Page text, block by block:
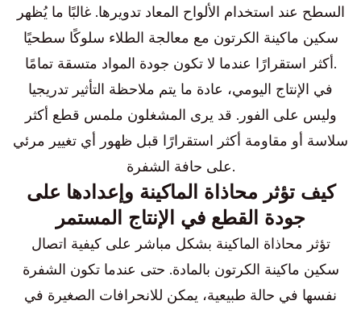
السطح عند استخدام الألواح المعاد تدويرها. غالبًا ما يُظهر
سكين ماكينة الكرتون مع معالجة الطلاء سلوكًا سطحيًا
أكثر استقرارًا عندما لا تكون جودة المواد متسقة تمامًا.
في الإنتاج اليومي، عادة ما يتم ملاحظة التأثير تدريجيا
وليس على الفور. قد يرى المشغلون ملمس قطع أكثر
سلاسة أو مقاومة أكثر استقرارًا قبل ظهور أي تغيير مرئي
على حافة الشفرة.
كيف تؤثر محاذاة الماكينة وإعدادها على
جودة القطع في الإنتاج المستمر
تؤثر محاذاة الماكينة بشكل مباشر على كيفية اتصال
سكين ماكينة الكرتون بالمادة. حتى عندما تكون الشفرة
نفسها في حالة طبيعية، يمكن للانحرافات الصغيرة في